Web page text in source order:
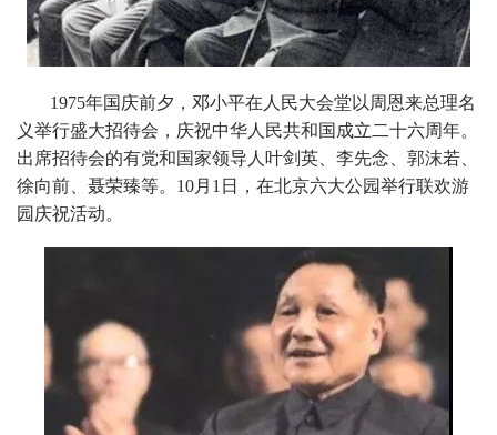
1975年国庆前夕，邓小平在人民大会堂以周恩来总理名
义举行盛大招待会，庆祝中华人民共和国成立二十六周年。
出席招待会的有党和国家领导人叶剑英、李先念、郭沫若、
徐向前、聂荣臻等。10月1日，在北京六大公园举行联欢游
园庆祝活动。